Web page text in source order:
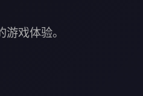
戏体验。